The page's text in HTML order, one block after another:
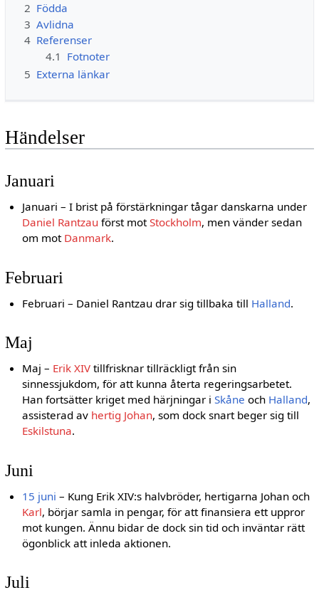
2 Födda
3 Avlidna
4 Referenser
4.1 Fotnoter
5 Externa länkar
Händelser
Januari
Januari – I brist på förstärkningar tågar danskarna under
Daniel Rantzau först motStockholm, men vänder sedan
om mot Danmark.
Februari
Februari – Daniel Rantzau drar sig tillbaka till Halland.
Maj
Maj – Erik XIV tillfrisknar tillräckligt från sin
sinnessjukdom, för att kunna återta regeringsarbetet.
Han fortsätter kriget med härjningar iSkåne och Halland,
assisterad av hertig Johan, som dock snart beger sig till
Eskilstuna.
Juni
15 juni – Kung Erik XIV:s halvbröder, hertigarna Johan och
Karl, börjar samla in pengar, för att finansiera ett uppror
mot kungen. Ännu bidar de dock sin tid och inväntar rätt
ögonblick att inleda aktionen.
Juli